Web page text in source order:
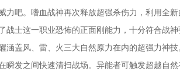
力吧。嗜血战神再次释放超强杀伤力，利用全新
战士这一职业恐怖的正面刚能力，十分符合战神
盖风、雷、火三大自然原力在内的超强力神技
瞬发之间快速清扫战场。异能者可触发超越自然